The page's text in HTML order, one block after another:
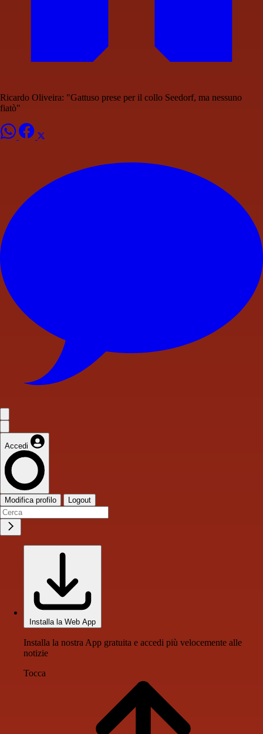
Ricardo Oliveira: "Gattuso prese per il collo Seedorf, ma nessuno
fiatò"
Accedi
Modifica profilo Logout
Installa la Web App
Installa la nostra App gratuita e accedi più velocemente alle
notizie
Tocca